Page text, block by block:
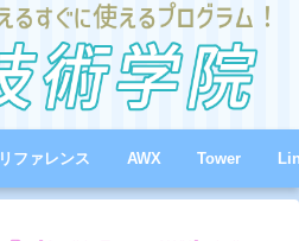
リファレンス AWX Tower